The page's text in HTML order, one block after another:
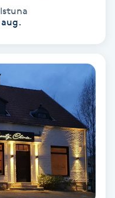
aug.